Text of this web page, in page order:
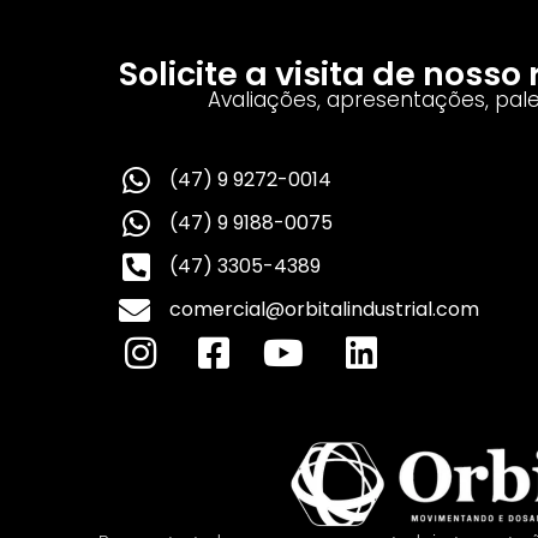
Solicite a visita de
Avaliações, apresentações,
(47) 9 9272-0014
(47) 9 9188-0075
(47) 3305-4389
comercial@orbitalindustrial.com